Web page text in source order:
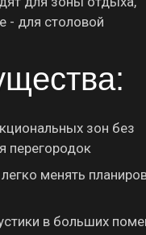
- для столовой
зон без
перегородок
менять
в больших